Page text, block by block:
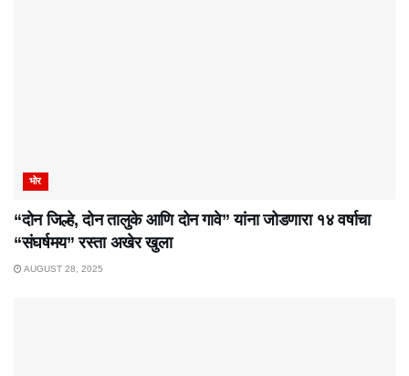
भोर
“दोन जिल्हे, दोन तालुके आणि दोन गावे” यांना जोडणारा १४ वर्षाचा
“संघर्षमय” रस्ता अखेर खुला
AUGUST 28, 2025